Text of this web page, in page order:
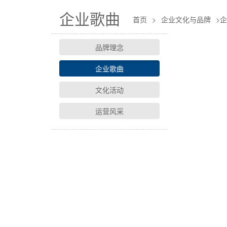
企业歌曲 首页 > 企业文化与品牌 >
品牌理念
企业歌曲
文化活动
运营风采